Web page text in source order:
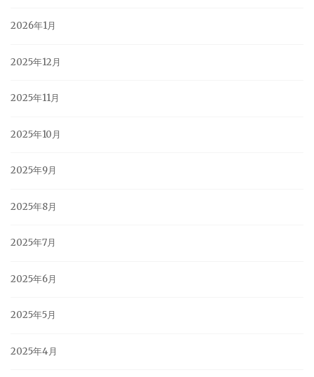
2026年1月
2025年12月
2025年11月
2025年10月
2025年9月
2025年8月
2025年7月
2025年6月
2025年5月
2025年4月